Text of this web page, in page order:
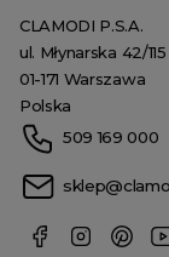
CLAMODI P.S.A.
ul. Młynarska 42/115
01-171 Warszawa
Polska
509 169 000